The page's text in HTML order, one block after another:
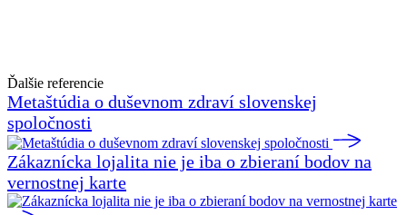
Ďalšie referencie
Metaštúdia o duševnom zdraví slovenskej
spoločnosti
Zákaznícka lojalita nie je iba o zbieraní bodov na
vernostnej karte